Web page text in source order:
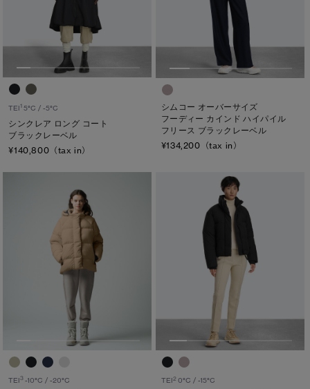
TEI1 5°C / -5°C
シンクレア ロング コート
ブラックレーベル
¥140,800（tax in）
シムコー オーバーサイズ
フーディー カインド ハイパイル
フリース ブラックレーベル
¥134,200（tax in）
TEI3 -10°C / -20°C TEI2 0°C / -15°C